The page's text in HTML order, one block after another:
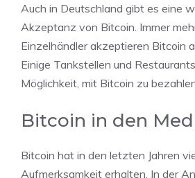
Auch in Deutschland gibt es eine
Akzeptanz von Bitcoin. Immer
Einzelhändler akzeptieren Bitcoin
Einige Tankstellen und
Möglichkeit, mit Bitcoin zu
Bitcoin in den
Bitcoin hat in den letzten Jahren
Aufmerksamkeit erhalten. In der